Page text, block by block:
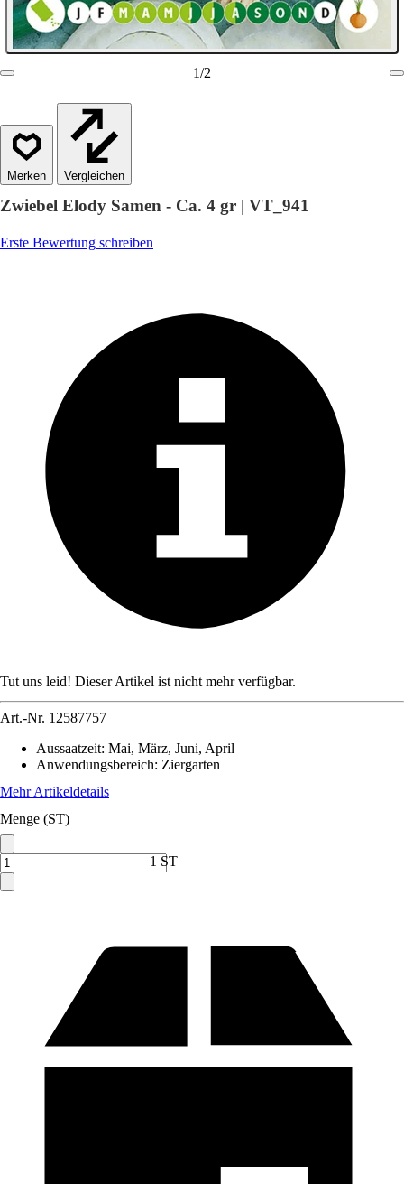
1/2
Vergleichen
Zwiebel Elody Samen - Ca. 4 gr | VT_941
Erste Bewertung schreiben
Tut uns leid! Dieser Artikel ist nicht mehr verfügbar.
Art.-Nr. 12587757
Aussaatzeit: Mai, März, Juni, April
Anwendungsbereich: Ziergarten
Mehr Artikeldetails
Menge (ST)
1 ST